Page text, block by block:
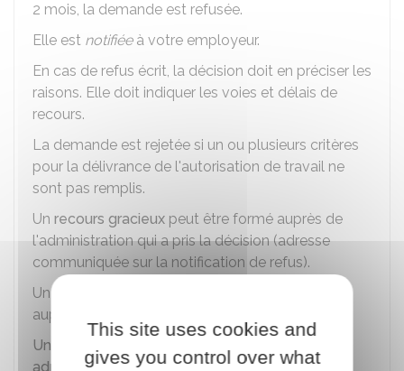
2 mois, la demande est refusée.
Elle est notifiéeà votre employeur.
En cas de refus écrit, la décision doit en préciser les
raisons. Elle doit indiquer les voies et délais de
recours.
La demande est rejetée si un ou plusieurs critères
pour la délivrance de l'autorisation de travail ne
sont pas remplis.
Un recours gracieux peut être formé auprès de
l'administration qui a pris la décision (adresse
communiquée sur la notification de refus).
Un recours hiérarchique peut aussi être présenté
auprès du ministre de l'intérieur.
Un recours en annulation devant le tribunal
administratifest aussi possible. Pour être
This site uses cookies and
gives you control over what